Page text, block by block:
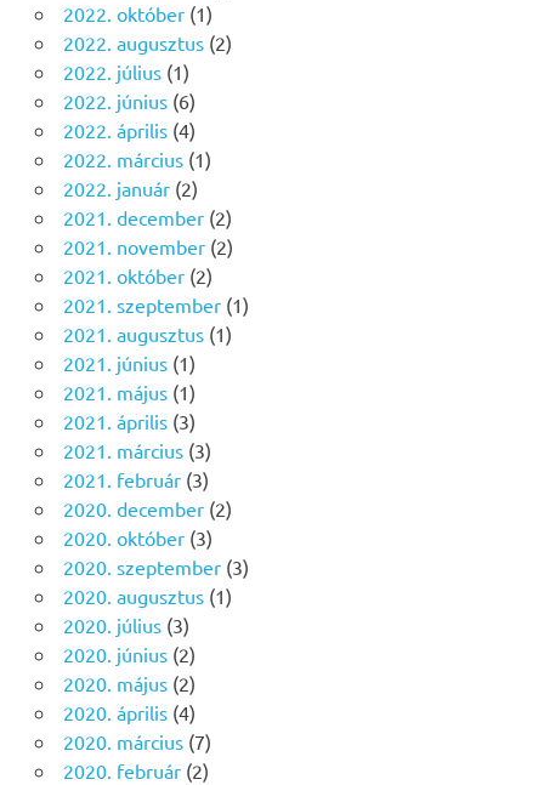
2022. október(1)
2022. augusztus(2)
2022. július(1)
2022. június(6)
2022. április(4)
2022. március(1)
2022. január(2)
2021. december(2)
2021. november(2)
2021. október(2)
2021. szeptember(1)
2021. augusztus(1)
2021. június(1)
2021. május(1)
2021. április(3)
2021. március(3)
2021. február(3)
2020. december(2)
2020. október(3)
2020. szeptember(3)
2020. augusztus(1)
2020. július(3)
2020. június(2)
2020. május(2)
2020. április(4)
2020. március(7)
2020. február(2)